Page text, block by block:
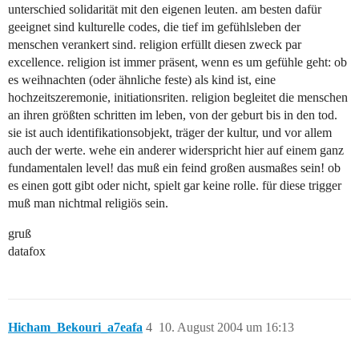
unterschied solidarität mit den eigenen leuten. am besten dafür
geeignet sind kulturelle codes, die tief im gefühlsleben der
menschen verankert sind. religion erfüllt diesen zweck par
excellence. religion ist immer präsent, wenn es um gefühle geht: ob
es weihnachten (oder ähnliche feste) als kind ist, eine
hochzeitszeremonie, initiationsriten. religion begleitet die menschen
an ihren größten schritten im leben, von der geburt bis in den tod.
sie ist auch identifikationsobjekt, träger der kultur, und vor allem
auch der werte. wehe ein anderer widerspricht hier auf einem ganz
fundamentalen level! das muß ein feind großen ausmaßes sein! ob
es einen gott gibt oder nicht, spielt gar keine rolle. für diese trigger
muß man nichtmal religiös sein.
gruß
datafox
Hicham_Bekouri_a7eafa 10. August 2004 um 16:13
4